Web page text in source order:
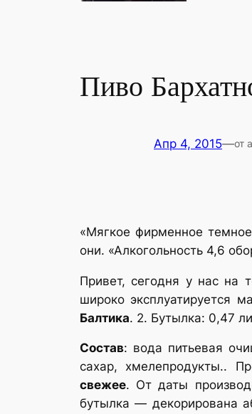
Пиво
Апр 4, 2015—от
«Мягкое фирменное
они. «Алкогольность 4,6
Привет, сегодня у нас на
широко эксплуатируется
Балтика. 2. Бутылка: 0,47
Состав: вода питьевая
сахар, хмелепродукты..
свежее. От даты
бутылка — декорирована